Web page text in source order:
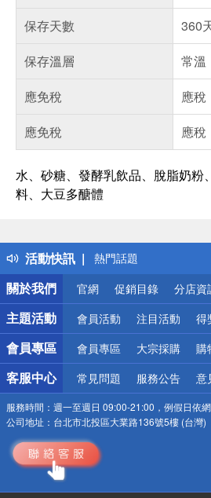
保存天數
360
保存溫層
常溫
應免稅
應稅
應免稅
應稅
水、砂糖、發酵乳飲品、脫脂奶粉
料、大豆多醣體
活動快訊
得獎公告
熱門話題
銀行優惠
偏遠地區配送
詐騙網頁！請小心！
關於我們
官網 促銷目錄 分店資
主題活動 會員活動 注目活動 得
會員專區 會員專區 大宗採購 購
客服中心 常見問題 服務公告 意
服務時間： 週一至週日 09:00-21:00，例假日依
公司地址： 台北市北投區大業路136號5樓 (台灣)